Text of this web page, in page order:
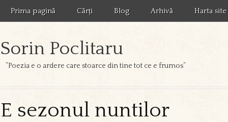
Prima pagină Cărți Blog Arhivă Harta site
Sorin Poclitaru
”Poezia e o ardere care stoarce din tine tot ce e frumos”
E sezonul nuntilor